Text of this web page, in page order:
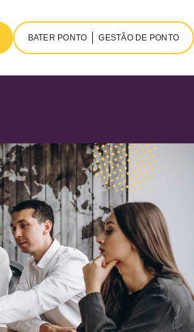
BATER PONTO GESTÃO DE PONTO